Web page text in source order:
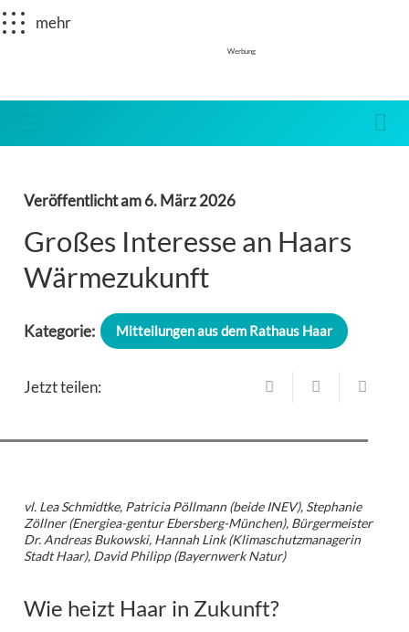
mehr
Werbung
Veröffentlicht am6. März 2026
Großes Interesse an Haars
Wärmezukunft
Kategorie: Mitteilungen aus dem Rathaus Haar
Jetzt teilen:
vl. Lea Schmidtke, Patricia Pöllmann (beide INEV), Stephanie
Zöllner (Energiea-gentur Ebersberg-München), Bürgermeister
Dr. Andreas Bukowski, Hannah Link (Klimaschutzmanagerin
Stadt Haar), David Philipp (Bayernwerk Natur)
Wie heizt Haar in Zukunft?